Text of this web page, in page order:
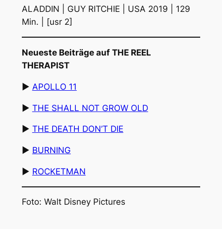
ALADDIN | GUY RITCHIE | USA 2019 | 129
Min. | [usr 2]
Neueste Beiträge auf THE REEL
THERAPIST
▶︎ APOLLO 11
▶︎ THE SHALL NOT GROW OLD
▶︎ THE DEATH DON’T DIE
▶︎ BURNING
▶︎ ROCKETMAN
Foto: Walt Disney Pictures